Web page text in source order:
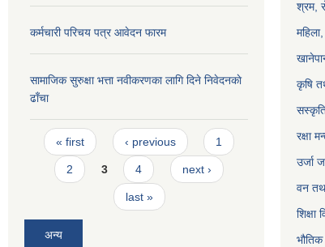
कर्मचारी परिचय पत्र आवेदन फारम
सामाजिक सुरुक्षा भत्ता नवीकरणका लागि दिने निवेदनकाे
ढाँचा
Pages
« first ‹ previous 1
2 3 4 next ›
last »
अन्य
श्रम,
कृषि
रक्षा
उर्जा
वन
शिक्षा
भौतिक